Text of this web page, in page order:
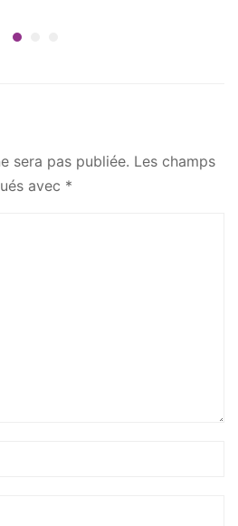
sera pas publiée. Les champs
avec *